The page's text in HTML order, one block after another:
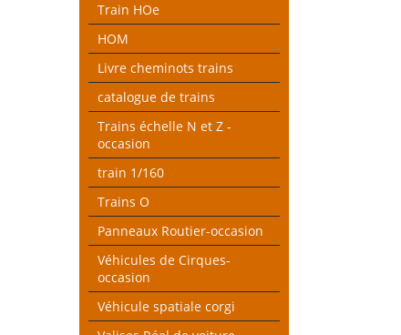
Train HOe
HOM
Livre cheminots trains
catalogue de trains
Trains échelle N et Z -
occasion
train 1/160
Trains O
Panneaux Routier-occasion
Véhicules de Cirques-
occasion
Véhicule spatiale corgi